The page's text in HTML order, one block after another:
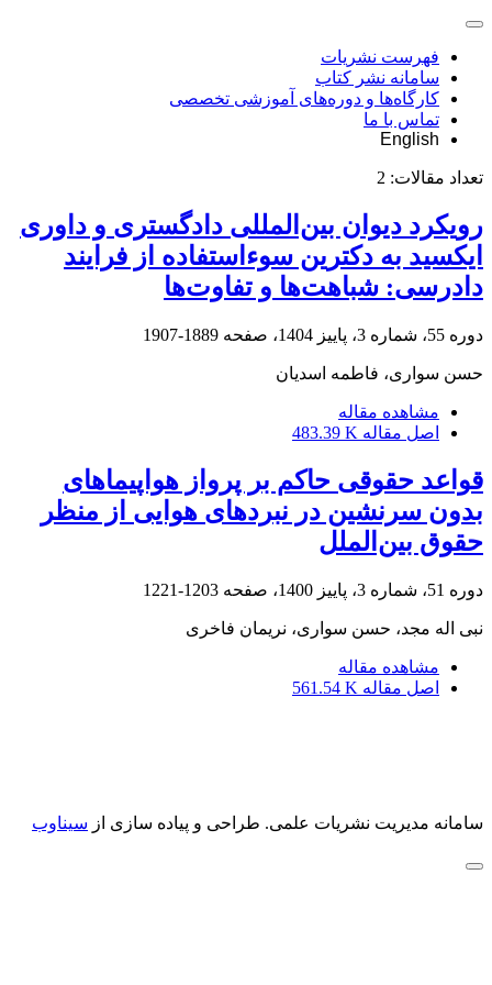
فهرست نشریات
سامانه نشر کتاب
کارگاه‌ها و دوره‌های آموزشی تخصصی
تماس با ما
English
تعداد مقالات: 2
رویکرد دیوان بین‌المللی دادگستری و داوری
ایکسید به دکترین ‏سوءاستفاده از فرایند
دادرسی: شباهت‌ها و تفاوت‌ها
دوره 55، شماره 3، پاییز 1404، صفحه 1889-1907
حسن سواری، فاطمه اسدیان
مشاهده مقاله
اصل مقاله 483.39 K
قواعد حقوقی حاکم بر پرواز هواپیماهای
بدون سرنشین در نبردهای هوایی از منظر
حقوق بین‌الملل
دوره 51، شماره 3، پاییز 1400، صفحه 1203-1221
نبی اله مجد، حسن سواری، نریمان فاخری
مشاهده مقاله
اصل مقاله 561.54 K
سامانه مدیریت نشریات علمی. طراحی و پیاده سازی از سیناوب